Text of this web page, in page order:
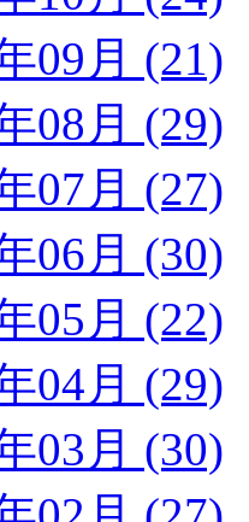
09月 (21)
08月 (29)
07月 (27)
06月 (30)
05月 (22)
04月 (29)
03月 (30)